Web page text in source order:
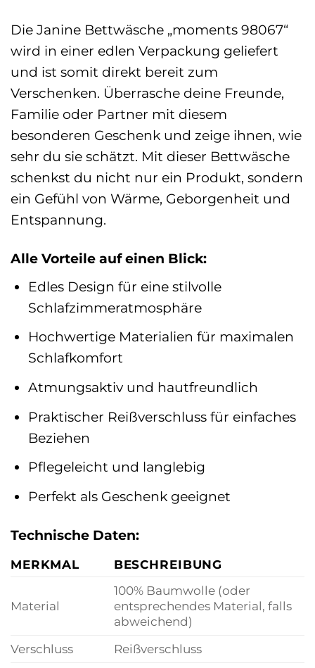
Die Janine Bettwäsche „moments 98067“
wird in einer edlen Verpackung geliefert
und ist somit direkt bereit zum
Verschenken. Überrasche deine Freunde,
Familie oder Partner mit diesem
besonderen Geschenk und zeige ihnen, wie
sehr du sie schätzt. Mit dieser Bettwäsche
schenkst du nicht nur ein Produkt, sondern
ein Gefühl von Wärme, Geborgenheit und
Entspannung.
Alle Vorteile auf einen Blick:
Edles Design für eine stilvolle
Schlafzimmeratmosphäre
Hochwertige Materialien für maximalen
Schlafkomfort
Atmungsaktiv und hautfreundlich
Praktischer Reißverschluss für einfaches
Beziehen
Pflegeleicht und langlebig
Perfekt als Geschenk geeignet
Technische Daten:
MERKMAL BESCHREIBUNG
Material
100% Baumwolle (oder
entsprechendes Material, falls
abweichend)
Verschluss
Reißverschluss